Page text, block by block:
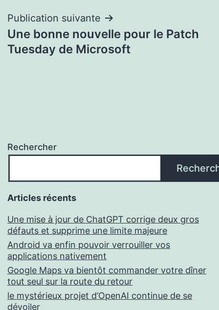
Publication suivante
Une bonne nouvelle pour le Patch
Tuesday de Microsoft
Rechercher
Articles récents
Une mise à jour de ChatGPT corrige deux gros
défauts et supprime une limite majeure
Android va enfin pouvoir verrouiller vos
applications nativement
Google Maps va bientôt commander votre dîner
tout seul sur la route du retour
le mystérieux projet d’OpenAI continue de se
dévoiler